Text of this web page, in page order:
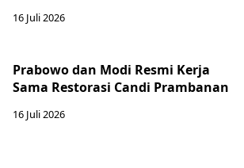
16 Juli 2026
Prabowo dan Modi Resmi Kerja
Sama Restorasi Candi Prambanan
16 Juli 2026